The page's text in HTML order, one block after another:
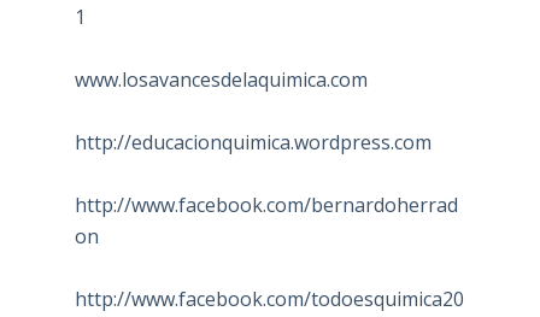
1
www.losavancesdelaquimica.com
http://educacionquimica.wordpress.com
http://www.facebook.com/bernardoherrad
on
http://www.facebook.com/todoesquimica20